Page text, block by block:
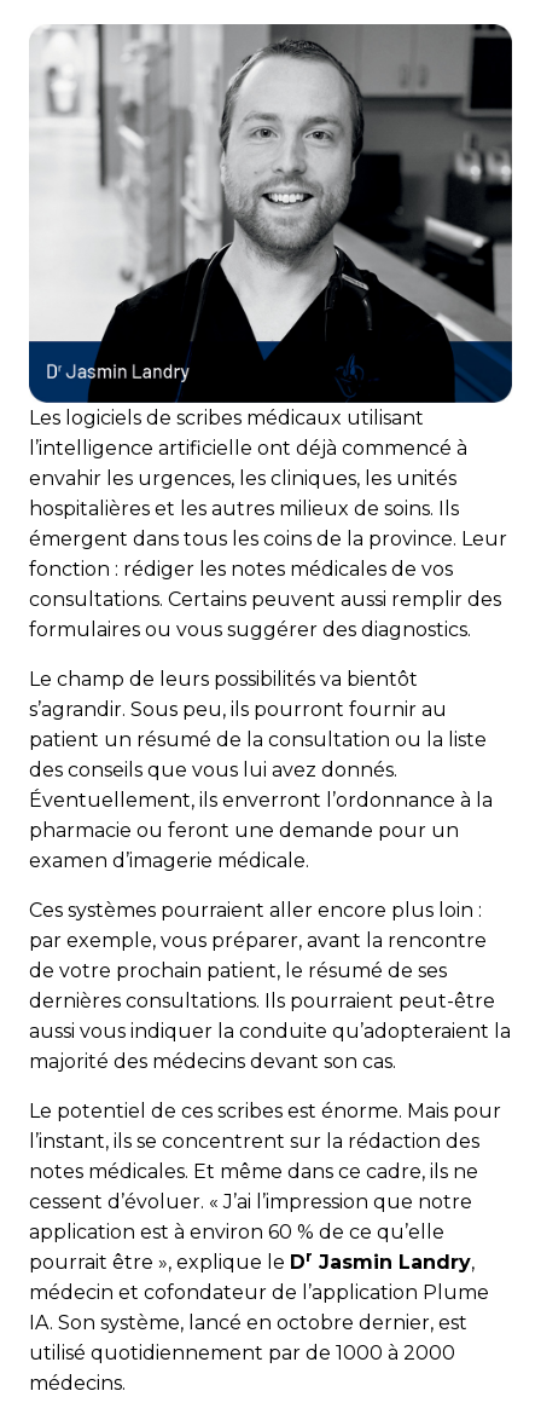
Les logiciels de scribes médicaux utilisant
l’intelligence artificielle ont déjà commencé à
envahir les urgences, les cliniques, les unités
hospitalières et les autres milieux de soins. Ils
émergent dans tous les coins de la province. Leur
fonction : rédiger les notes médicales de vos
consultations. Certains peuvent aussi remplir des
formulaires ou vous suggérer des diagnostics.
Le champ de leurs possibilités va bientôt
s’agrandir. Sous peu, ils pourront fournir au
patient un résumé de la consultation ou la liste
des conseils que vous lui avez donnés.
Éventuellement, ils enverront l’ordonnance à la
pharmacie ou feront une demande pour un
examen d’imagerie médicale.
Ces systèmes pourraient aller encore plus loin :
par exemple, vous préparer, avant la rencontre
de votre prochain patient, le résumé de ses
dernières consultations. Ils pourraient peut-être
aussi vous indiquer la conduite qu’adopteraient la
majorité des médecins devant son cas.
Le potentiel de ces scribes est énorme. Mais pour
l’instant, ils se concentrent sur la rédaction des
notes médicales. Et même dans ce cadre, ils ne
cessent d’évoluer. « J’ai l’impression que notre
application est à environ 60 % de ce qu’elle
pourrait être », explique le Dr Jasmin Landry,
médecin et cofondateur de l’application Plume
IA. Son système, lancé en octobre dernier, est
utilisé quotidiennement par de 1000 à 2000
médecins.